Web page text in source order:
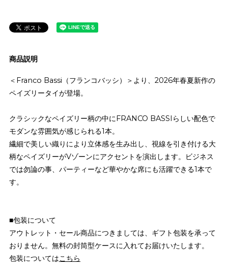
商品説明
＜Franco Bassi（フランコバッシ）＞より、2026年春夏新作の
ペイズリータイが登場。
クラシックなペイズリー柄の中にFRANCO BASSIらしい配色で
モダンな雰囲気が感じられる1本。
繊細で美しい織りにより立体感を生み出し、視線を引き付ける大
柄なペイズリーがVゾーンにアクセントを演出します。ビジネス
では勿論の事、パーティーなど華やかな席にも活躍できる1本で
す。
■包装について
アウトレット・セール商品につきましては、ギフト包装を承って
おりません。無料の封筒型ケースに入れてお届けいたします。
包装についてはこちら